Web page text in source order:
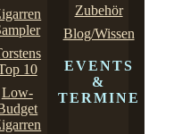
10
Low-
Zubehör
Blog/Wissen
EVENTS
&
TERMINE